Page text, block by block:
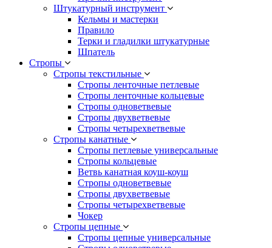
Штукатурный инструмент
Кельмы и мастерки
Правило
Терки и гладилки штукатурные
Шпатель
Стропы
Стропы текстильные
Стропы ленточные петлевые
Стропы ленточные кольцевые
Стропы одноветвевые
Стропы двухветвевые
Стропы четырехветвевые
Стропы канатные
Стропы петлевые универсальные
Стропы кольцевые
Ветвь канатная коуш-коуш
Стропы одноветвевые
Стропы двухветвевые
Стропы четырехветвевые
Чокер
Стропы цепные
Стропы цепные универсальные